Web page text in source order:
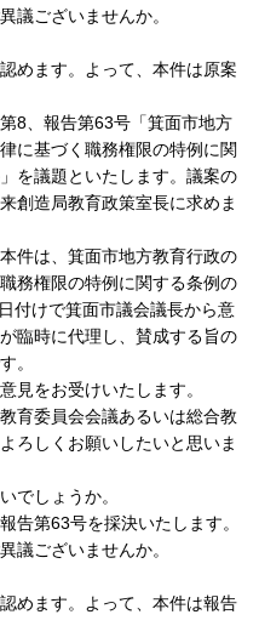
議ございませんか。
めます。よって、本件は原案
8、報告第63号「箕面市地方
に基づく職務権限の特例に関
を議題といたします。議案の
創造局教育政策室長に求めま
本件は、箕面市地方教育行政の
務権限の特例に関する条例の
付けで箕面市議会議長から意
臨時に代理し、賛成する旨の
。
見をお受けいたします。
育委員会会議あるいは総合教
ろしくお願いしたいと思いま
でしょうか。
告第63号を採決いたします。
議ございませんか。
めます。よって、本件は報告